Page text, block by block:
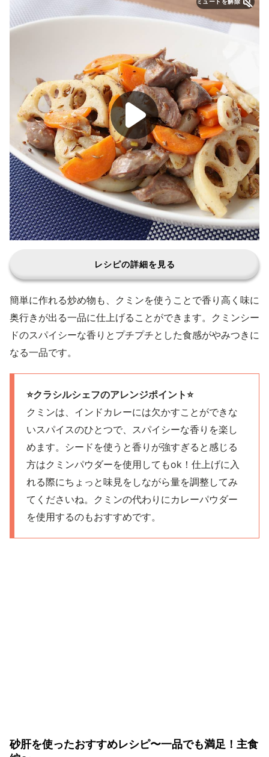
ミュートを解除
レシピの詳細を見る
簡単に作れる炒め物も、クミンを使うことで香り高く味に
奥行きが出る一品に仕上げることができます。クミンシー
ドのスパイシーな香りとプチプチとした食感がやみつきに
なる一品です。
⭐️クラシルシェフのアレンジポイント⭐️
クミンは、インドカレーには欠かすことができな
いスパイスのひとつで、スパイシーな香りを楽し
めます。シードを使うと香りが強すぎると感じる
方はクミンパウダーを使用してもok！仕上げに入
れる際にちょっと味見をしながら量を調整してみ
てくださいね。クミンの代わりにカレーパウダー
を使用するのもおすすめです。
砂肝を使ったおすすめレシピ〜一品でも満足！主食